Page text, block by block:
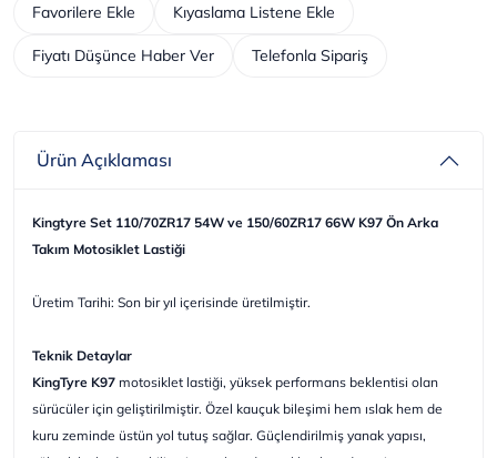
Telefonla Sipariş
Kıyaslama Listene Ekle
Favorilere Ekle
Fiyatı Düşünce Haber Ver
Ürün Açıklaması
Kingtyre Set 110/70ZR17 54W ve 150/60ZR17 66W K97 Ön Arka
Takım Motosiklet Lastiği
Üretim Tarihi: Son bir yıl içerisinde üretilmiştir.
Teknik Detaylar
KingTyre K97 motosiklet lastiği, yüksek performans beklentisi olan
sürücüler için geliştirilmiştir. Özel kauçuk bileşimi hem ıslak hem de
kuru zeminde üstün yol tutuş sağlar. Güçlendirilmiş yanak yapısı,